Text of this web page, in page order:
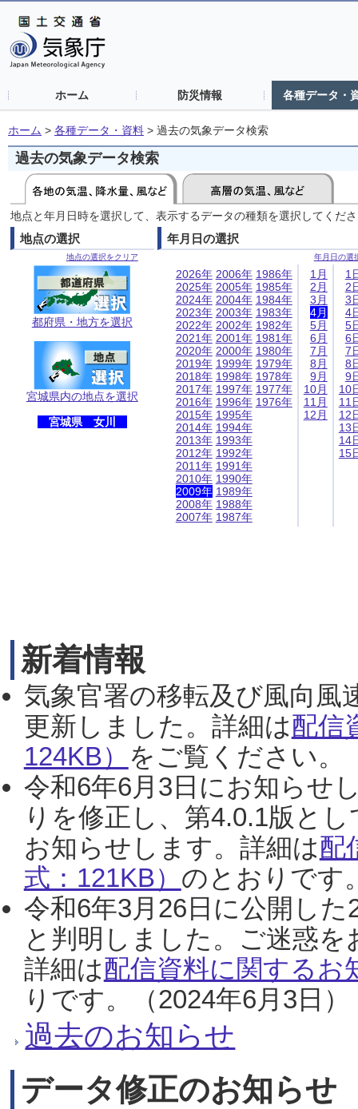
ホーム 防災情報 各種データ・
ホーム > 各種データ・資料 > 過去の気象データ検索
過去の気象データ検索
地点と年月日時を選択して、表示するデータの種類を選択してくだ
地点の選択
地点の選択をクリア
都府県・地方を選択
宮城県内の地点を選択
宮城県 女川
年月日の選択
年月日の選
2026年
2025年
2024年
2023年
2022年
2021年
2020年
2019年
2018年
2017年
2016年
2015年
2014年
2013年
2012年
2011年
2010年
2009年
2008年
2007年
2006年
2005年
2004年
2003年
2002年
2001年
2000年
1999年
1998年
1997年
1996年
1995年
1994年
1993年
1992年
1991年
1990年
1989年
1988年
1987年
1986年
1985年
1984年
1983年
1982年
1981年
1980年
1979年
1978年
1977年
1976年
1月
2月
3月
4月
5月
6月
7月
8月
9月
10月
11月
12月
1
2
3
4
5
6
7
8
9
10
11
12
13
14
15
新着情報
気象官署の移転及び風向風
更新しました。詳細は配信
124KB） をご覧ください。
令和6年6月3日にお知らせ
りを修正し、第4.0.1版と
お知らせします。詳細は配
式：121KB） のとおりです
令和6年3月26日に公開し
と判明しました。ご迷惑
詳細は配信資料に関するお
りです。（2024年6月3日）
過去のお知らせ
データ修正のお知らせ